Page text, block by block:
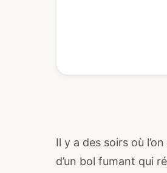
Il y a des soirs où
d’un bol fumant qui